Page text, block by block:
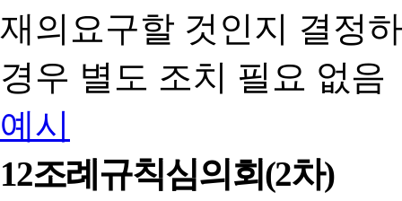
재의요구할 것인지 결정
경우 별도 조치 필요 없음
예시
12조례규칙심의회(2차)